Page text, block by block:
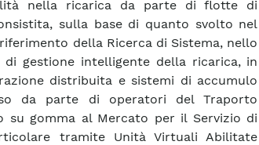
nella ricarica da parte di flotte di
sulla base di quanto svolto nel
della Ricerca di Sistema, nello
gestione intelligente della ricarica, in
distribuita e sistemi di accumulo
da parte di operatori del Traporto
su gomma al Mercato per il Servizio di
tramite Unità Virtuali Abilitate